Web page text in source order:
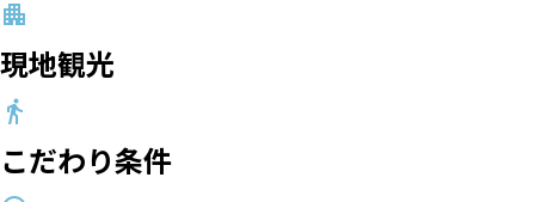
現地観光
こだわり条件